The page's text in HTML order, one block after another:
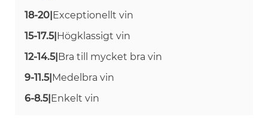
18-20|Exceptionellt vin
15-17.5|Högklassigt vin
12-14.5|Bra till mycket bra vin
9-11.5|Medelbra vin
6-8.5|Enkelt vin